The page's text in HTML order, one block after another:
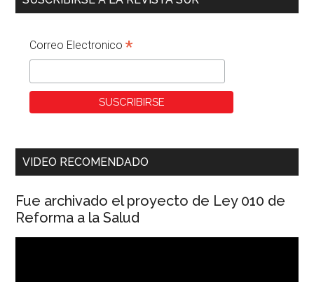
Correo Electronico*
VIDEO RECOMENDADO
Fue archivado el proyecto de Ley 010 de
Reforma a la Salud